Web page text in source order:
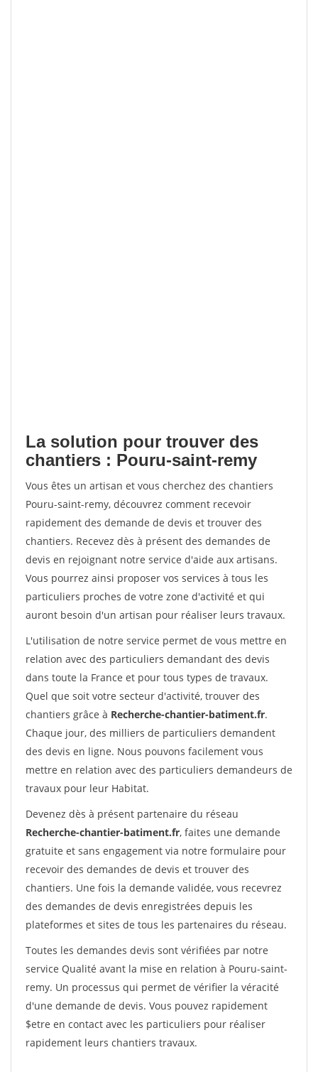
La solution pour trouver des
chantiers : Pouru-saint-remy
Vous êtes un artisan et vous cherchez des chantiers
Pouru-saint-remy, découvrez comment recevoir
rapidement des demande de devis et trouver des
chantiers. Recevez dès à présent des demandes de
devis en rejoignant notre service d'aide aux artisans.
Vous pourrez ainsi proposer vos services à tous les
particuliers proches de votre zone d'activité et qui
auront besoin d'un artisan pour réaliser leurs travaux.
L'utilisation de notre service permet de vous mettre en
relation avec des particuliers demandant des devis
dans toute la France et pour tous types de travaux.
Quel que soit votre secteur d'activité, trouver des
chantiers grâce à Recherche-chantier-batiment.fr.
Chaque jour, des milliers de particuliers demandent
des devis en ligne. Nous pouvons facilement vous
mettre en relation avec des particuliers demandeurs de
travaux pour leur Habitat.
Devenez dès à présent partenaire du réseau
Recherche-chantier-batiment.fr, faites une demande
gratuite et sans engagement via notre formulaire pour
recevoir des demandes de devis et trouver des
chantiers. Une fois la demande validée, vous recevrez
des demandes de devis enregistrées depuis les
plateformes et sites de tous les partenaires du réseau.
Toutes les demandes devis sont vérifiées par notre
service Qualité avant la mise en relation à Pouru-saint-
remy. Un processus qui permet de vérifier la véracité
d'une demande de devis. Vous pouvez rapidement
$etre en contact avec les particuliers pour réaliser
rapidement leurs chantiers travaux.